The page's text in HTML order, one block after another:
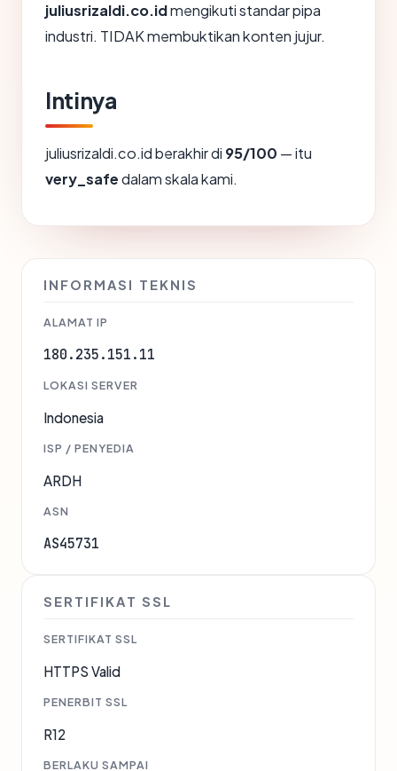
juliusrizaldi.co.idmengikuti standar pipa
industri. TIDAK membuktikan konten jujur.
Intinya
juliusrizaldi.co.id berakhir di 95/100 — itu
very_safedalam skala kami.
INFORMASI TEKNIS
ALAMAT IP
180.235.151.11
LOKASI SERVER
Indonesia
ISP / PENYEDIA
ARDH
ASN
AS45731
SERTIFIKAT SSL
SERTIFIKAT SSL
HTTPS Valid
PENERBIT SSL
R12
BERLAKU SAMPAI